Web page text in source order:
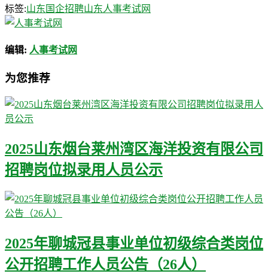
标签:山东国企招聘山东人事考试网
编辑: 人事考试网
为您推荐
2025山东烟台莱州湾区海洋投资有限公司
招聘岗位拟录用人员公示
2025年聊城冠县事业单位初级综合类岗位
公开招聘工作人员公告（26人）